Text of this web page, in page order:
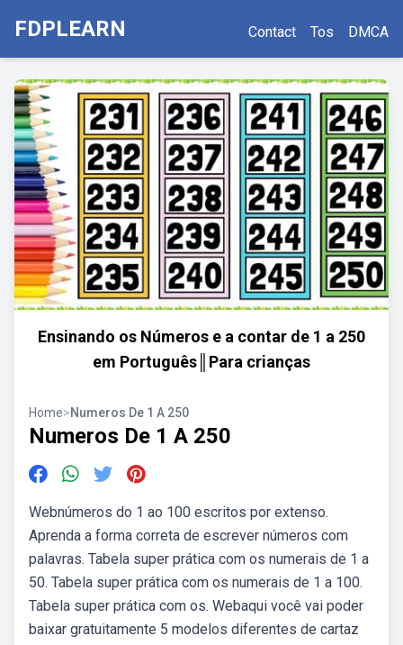
FDPLEARN Contact Tos DMCA
Ensinando os Números e a contar de 1 a 250
em Português║Para crianças
Home>Numeros De 1 A 250
Numeros De 1 A 250
Webnúmeros do 1 ao 100 escritos por extenso.
Aprenda a forma correta de escrever números com
palavras. Tabela super prática com os numerais de 1 a
50. Tabela super prática com os numerais de 1 a 100.
Tabela super prática com os. Webaqui você vai poder
baixar gratuitamente 5 modelos diferentes de cartaz